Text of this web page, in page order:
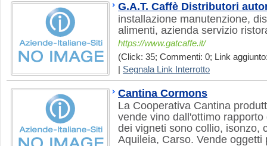
G.A.T. Caffè Distributori
installazione manutenzione,
alimenti, azienda servizio
https://www.gatcaffe.it/
(Click: 35; Commenti: 0; Link
Segnala Link Interrotto
Cantina Cormons
La Cooperativa Cantina
vende vino dall'ottimo
dei vigneti sono collio, isonzo,
Aquileia, Carso. Vende